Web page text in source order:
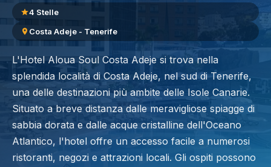
4 Stelle
Costa Adeje - Tenerife
L'Hotel Aloua Soul Costa Adeje si trova nella
splendida località di Costa Adeje, nel sud di Tenerife,
una delle destinazioni più ambite delle Isole Canarie.
Situato a breve distanza dalle meravigliose spiagge di
sabbia dorata e dalle acque cristalline dell'Oceano
Atlantico, l'hotel offre un accesso facile a numerosi
ristoranti, negozi e attrazioni locali. Gli ospiti possono